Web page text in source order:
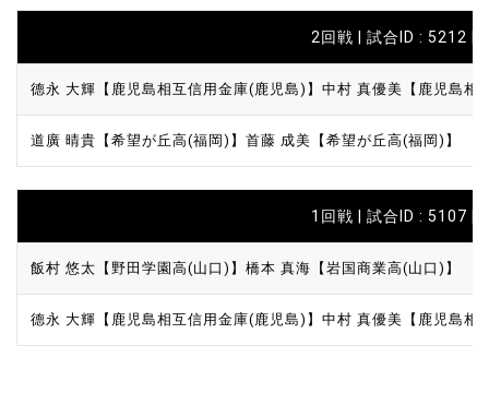
2回戦 | 試合ID : 5212 |
德永 大輝【鹿児島相互信用金庫(鹿児島)】 中村 真優美【鹿児島相
道廣 晴貴【希望が丘高(福岡)】 首藤 成美【希望が丘高(福岡)】
1回戦 | 試合ID : 5107 |
飯村 悠太【野田学園高(山口)】 橋本 真海【岩国商業高(山口)】
德永 大輝【鹿児島相互信用金庫(鹿児島)】 中村 真優美【鹿児島相